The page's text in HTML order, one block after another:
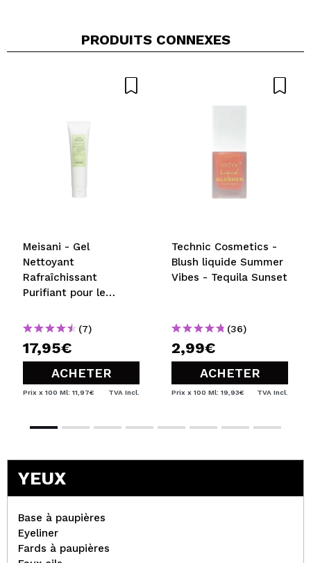
PRODUITS CONNEXES
Meisani - Gel
Nettoyant
Rafraîchissant
Purifiant pour le
Salicylic Acid
(7)
17,95€
ACHETER
Prix x 100 Ml: 11,97€ TVA Incl.
Technic Cosmetics -
Blush liquide Summer
Vibes - Tequila Sunset
(36)
2,99€
ACHETER
Prix x 100 Ml: 19,93€ TVA Incl.
YEUX
Base à paupières
Eyeliner
Fards à paupières